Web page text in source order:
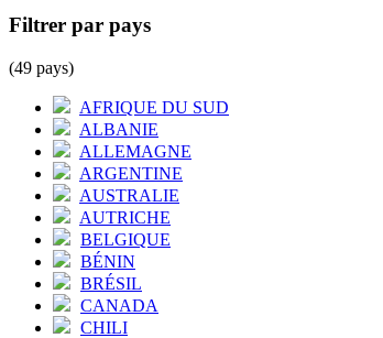
Filtrer par pays
(49 pays)
AFRIQUE DU SUD
ALBANIE
ALLEMAGNE
ARGENTINE
AUSTRALIE
AUTRICHE
BELGIQUE
BÉNIN
BRÉSIL
CANADA
CHILI